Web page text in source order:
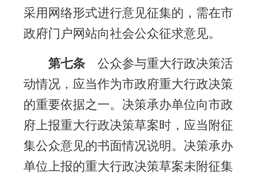
采用网络形式进行意见征集的，需在市
政府门户网站向社会公众征求意见。
第七条公众参与重大行政决策活
动情况，应当作为市政府重大行政决策
的重要依据之一。决策承办单位向市政
府上报重大行政决策草案时，应当附征
集公众意见的书面情况说明。决策承办
单位上报的重大行政决策草案未附征集